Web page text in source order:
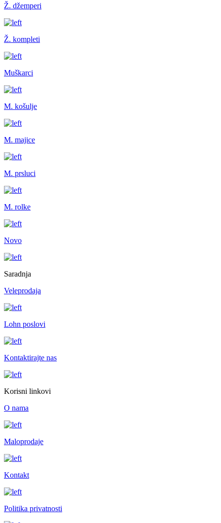
Ž. džemperi
Ž. kompleti
Muškarci
M. košulje
M. majice
M. prsluci
M. rolke
Novo
Saradnja
Veleprodaja
Lohn poslovi
Kontaktirajte nas
Korisni linkovi
O nama
Maloprodaje
Kontakt
Politika privatnosti